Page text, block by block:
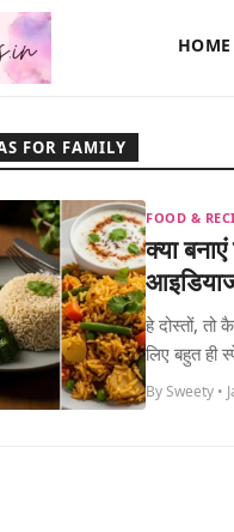
HOME
FOR FAMILY
FOOD &
क्या
हे दोस्तों,
लिए बहुत ही
By Sweety •